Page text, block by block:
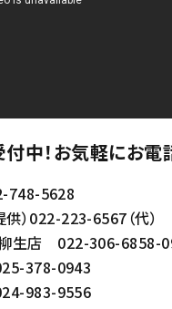
中！お気軽にお電
748-5628
）022-223-6567（代）
柳生店 022-306-6858-
378-0943
983-9556